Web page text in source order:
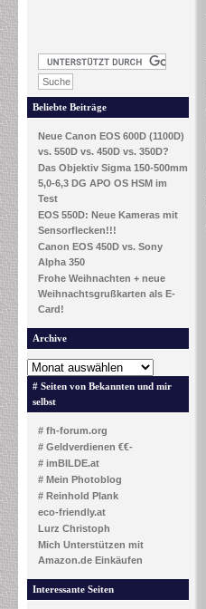
Beliebte Beiträge
Neue Canon EOS 600D (1100D)
vs. 550D vs. 450D vs. 350D?
Das Objektiv Sigma 150-500mm
5,0-6,3 DG APO OS HSM im
Test
EOS 550D: Neue Kameras mit
Sensorflecken!!!
Canon EOS 450D vs. Sony
Alpha 350
Frohe Weihnachten + neue
Weihnachtsgrußkarten als E-
Card!
Archive
# Seiten von Bekannten und mir
selbst
# fh-forum.org
# Geldverdienen €€-
# imBILDE.at
# Mein Photoblog
# Reinhold Plank
eco-friendly.at
Lurz Christoph
Mich Unterstützen mit
Amazon.de Einkäufen
Interessante Seiten